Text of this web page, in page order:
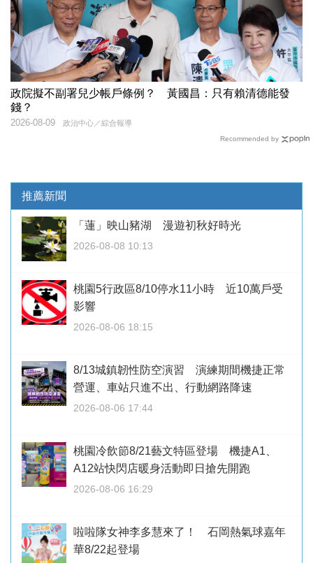
政院擬不副署兒少帳戶條例？ 黃國昌：只有賴清德能發
錢？
政治中心／綜合報導
2026-08-09
Recommended by
推薦新聞
「蓮」映山豬湖 漫遊初秋好時光
2026-08-08 10:13
桃園5行政區8/10停水11小時 近10萬戶受
影響
2026-08-06 18:15
8/13城鎮韌性防空演習 演練期間機捷正常
營運、車站只進不出、行動網路降速
2026-08-06 17:44
桃園冷飲節8/21藝文特區登場 機捷A1、
A12站快閃店暖身活動即日搶先開跑
2026-08-06 16:29
啦啦隊女神李多慧來了！ 石岡熱氣球嘉年
華8/22起登場